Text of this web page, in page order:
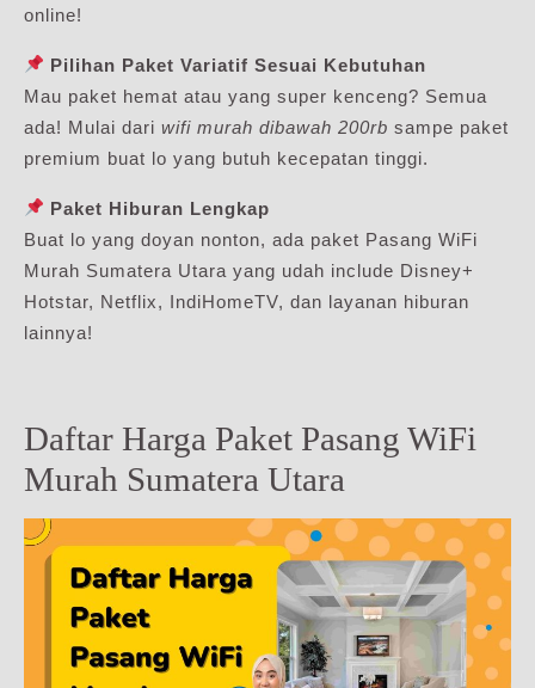
online!
Pilihan Paket Variatif Sesuai Kebutuhan
Mau paket hemat atau yang super kenceng? Semua
ada! Mulai dari wifi murah dibawah 200rb sampe paket
premium buat lo yang butuh kecepatan tinggi.
Paket Hiburan Lengkap
Buat lo yang doyan nonton, ada paket Pasang WiFi
Murah Sumatera Utara yang udah include Disney+
Hotstar, Netflix, IndiHomeTV, dan layanan hiburan
lainnya!
Daftar Harga Paket Pasang WiFi
Murah Sumatera Utara